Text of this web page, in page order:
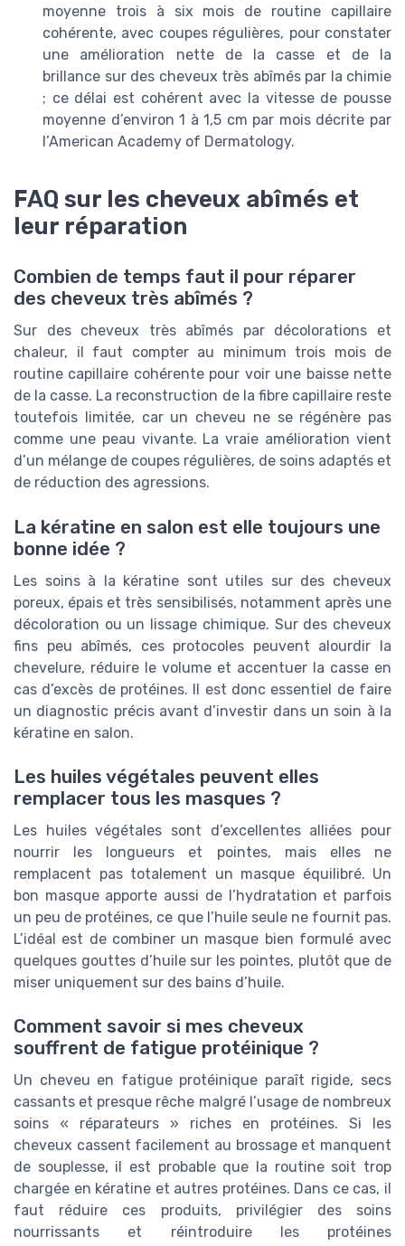
moyenne trois à six mois de routine capillaire
cohérente, avec coupes régulières, pour constater
une amélioration nette de la casse et de la
brillance sur des cheveux très abîmés par la chimie
; ce délai est cohérent avec la vitesse de pousse
moyenne d’environ 1 à 1,5 cm par mois décrite par
l’American Academy of Dermatology.
FAQ sur les cheveux abîmés et
leur réparation
Combien de temps faut il pour réparer
des cheveux très abîmés ?
Sur des cheveux très abîmés par décolorations et
chaleur, il faut compter au minimum trois mois de
routine capillaire cohérente pour voir une baisse nette
de la casse. La reconstruction de la fibre capillaire reste
toutefois limitée, car un cheveu ne se régénère pas
comme une peau vivante. La vraie amélioration vient
d’un mélange de coupes régulières, de soins adaptés et
de réduction des agressions.
La kératine en salon est elle toujours une
bonne idée ?
Les soins à la kératine sont utiles sur des cheveux
poreux, épais et très sensibilisés, notamment après une
décoloration ou un lissage chimique. Sur des cheveux
fins peu abîmés, ces protocoles peuvent alourdir la
chevelure, réduire le volume et accentuer la casse en
cas d’excès de protéines. Il est donc essentiel de faire
un diagnostic précis avant d’investir dans un soin à la
kératine en salon.
Les huiles végétales peuvent elles
remplacer tous les masques ?
Les huiles végétales sont d’excellentes alliées pour
nourrir les longueurs et pointes, mais elles ne
remplacent pas totalement un masque équilibré. Un
bon masque apporte aussi de l’hydratation et parfois
un peu de protéines, ce que l’huile seule ne fournit pas.
L’idéal est de combiner un masque bien formulé avec
quelques gouttes d’huile sur les pointes, plutôt que de
miser uniquement sur des bains d’huile.
Comment savoir si mes cheveux
souffrent de fatigue protéinique ?
Un cheveu en fatigue protéinique paraît rigide, secs
cassants et presque rêche malgré l’usage de nombreux
soins « réparateurs » riches en protéines. Si les
cheveux cassent facilement au brossage et manquent
de souplesse, il est probable que la routine soit trop
chargée en kératine et autres protéines. Dans ce cas, il
faut réduire ces produits, privilégier des soins
nourrissants et réintroduire les protéines